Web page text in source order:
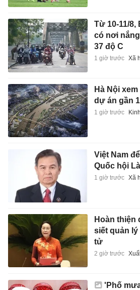
Từ 10-11/8,
có nơi
37 độ C
1 giờ trước Xã
Hà Nội
dự án gần
1 giờ trước
Việt Nam
Quốc hội
1 giờ trước Xã
Hoàn thiện
siết quản lý
tử
2 giờ trước
'Phố